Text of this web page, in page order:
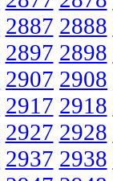
2887 2888
2897 2898
2907 2908
2917 2918
2927 2928
2937 2938